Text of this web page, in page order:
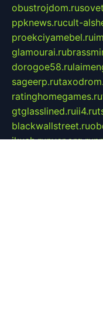
obustrojdom.ru
ppknews.rucult-
proekciyamebel.ru
glamourai.ru
dorogoe58.ru
sageerp.ru
ratinghomegames.ru
gtglasslined.ruii4.ru
blackwallstreet.ru
ikuch.runycr.org.ru